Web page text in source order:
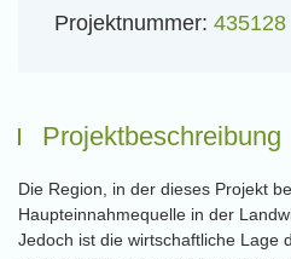
Projektnummer: 435128
Projektbeschreibung
Die Region, in der dieses Projekt
Haupteinnahmequelle in der
Jedoch ist die wirtschaftliche Lage